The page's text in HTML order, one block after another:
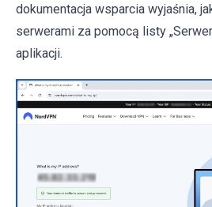
dokumentacja wsparcia wyjaśnia,
serwerami za pomocą listy
aplikacji.